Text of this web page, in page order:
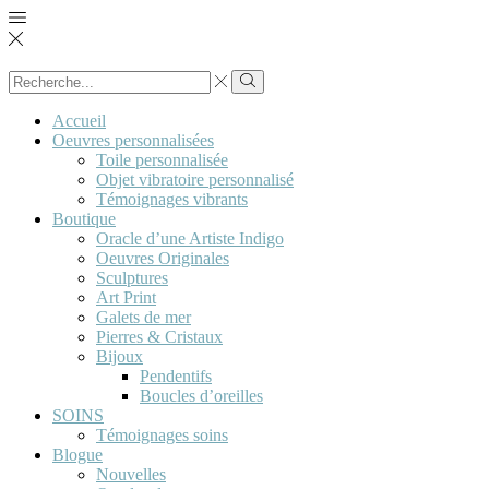
Search
input
Search
Accueil
Oeuvres personnalisées
Toile personnalisée
Objet vibratoire personnalisé
Témoignages vibrants
Boutique
Oracle d’une Artiste Indigo
Oeuvres Originales
Sculptures
Art Print
Galets de mer
Pierres & Cristaux
Bijoux
Pendentifs
Boucles d’oreilles
SOINS
Témoignages soins
Blogue
Nouvelles